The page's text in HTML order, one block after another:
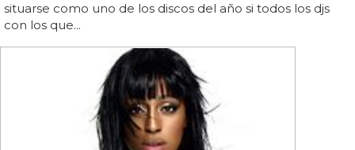
situarse como uno de los discos del año si todos los djs
con los que...